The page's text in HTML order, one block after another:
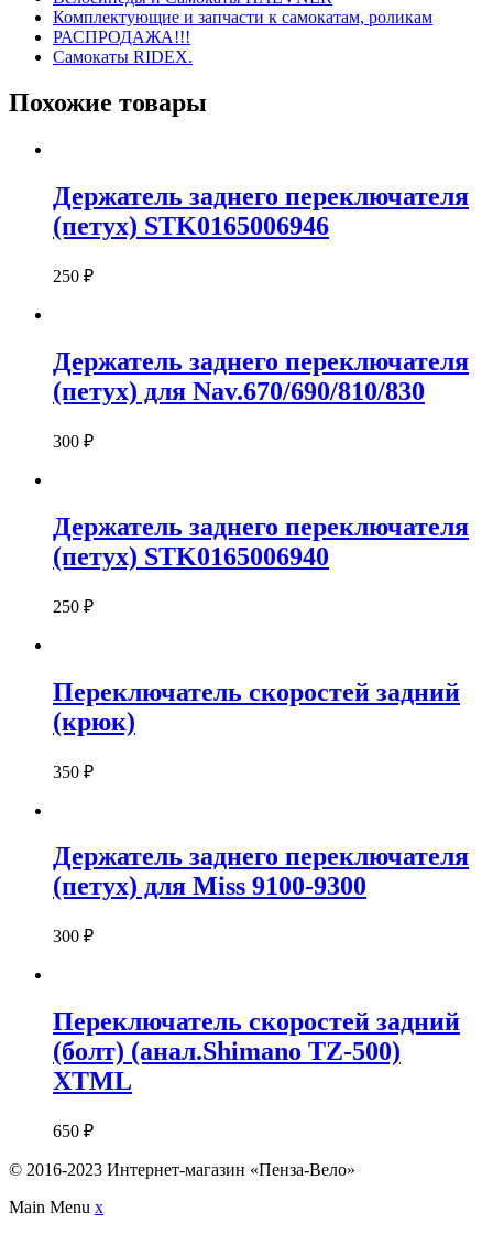
Комплектующие и запчасти к самокатам, роликам
РАСПРОДАЖА!!!
Самокаты RIDEX.
Похожие товары
Держатель заднего переключателя
(петух) STK0165006946
250 ₽
Держатель заднего переключателя
(петух) для Nav.670/690/810/830
300 ₽
Держатель заднего переключателя
(петух) STK0165006940
250 ₽
Переключатель скоростей задний
(крюк)
350 ₽
Держатель заднего переключателя
(петух) для Miss 9100-9300
300 ₽
Переключатель скоростей задний
(болт) (анал.Shimano TZ-500)
XTML
650 ₽
© 2016-2023 Интернет-магазин «Пенза-Вело»
Main Menu x